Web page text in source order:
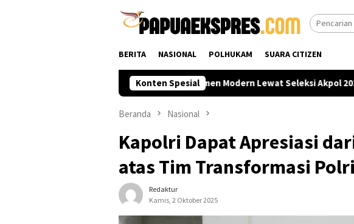
BERITA NASIONAL POLHUKAM SUARA CITIZEN
Konten Spesial
Polri Perkuat Rekrutmen Modern Lewat Seleksi Akpol 2026
Beranda Nasional
Kapolri Dapat Apresiasi
atas Tim Transformasi Polri
Redaktur
Kamis, 2 Oktober 2025